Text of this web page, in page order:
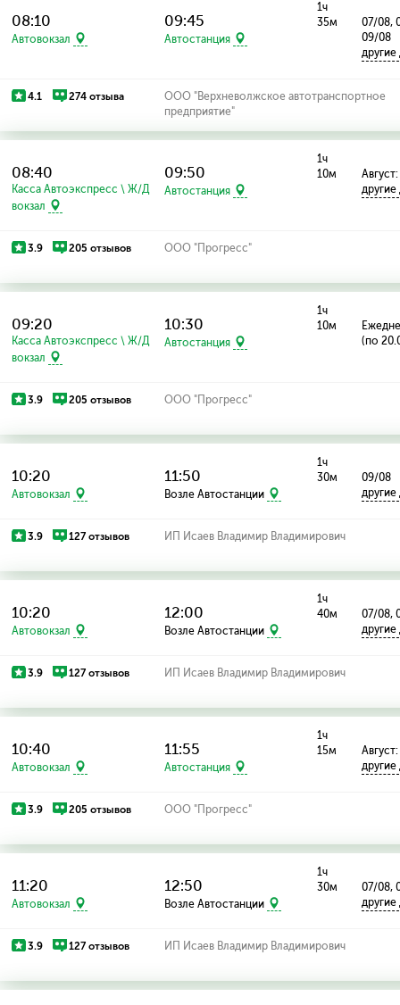
08:10
Автовокзал
09:45
Автостанция
1ч
35м
07/08,
09/08
4.1 274 отзыва
ООО "Верхневолжское автотранспортное
предприятие"
08:40
Касса Автоэкспресс \ Ж/Д
вокзал
09:50
Автостанция
1ч
10м
3.9 205 отзывов ООО "Прогресс"
09:20
Касса Автоэкспресс \ Ж/Д
вокзал
10:30
Автостанция
1ч
10м
(по
3.9 205 отзывов ООО "Прогресс"
10:20
Автовокзал
11:50
Возле Автостанции
1ч
30м
09/08
3.9 127 отзывов ИП Исаев Владимир Владимирович
10:20
Автовокзал
12:00
Возле Автостанции
1ч
40м
07/08,
3.9 127 отзывов ИП Исаев Владимир Владимирович
10:40
Автовокзал
11:55
Автостанция
1ч
15м
Август:
3.9 205 отзывов ООО "Прогресс"
11:20
Автовокзал
12:50
Возле Автостанции
1ч
30м
07/08,
3.9 127 отзывов ИП Исаев Владимир Владимирович